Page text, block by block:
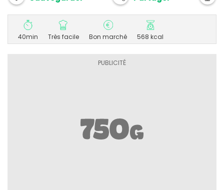
40min Très facile Bon marché 568 kcal